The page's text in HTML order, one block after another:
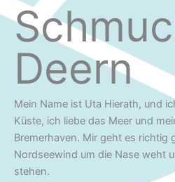
Deern
Mein Name ist Uta Hierath, und
Küste, ich liebe das Meer und
Bremerhaven. Mir geht es richtig
Nordseewind um die Nase weht
stehen.